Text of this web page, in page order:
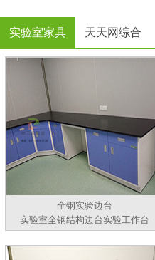
实验室家具 天天网综合
全钢实验边台
实验室全钢结构边台实验工作台